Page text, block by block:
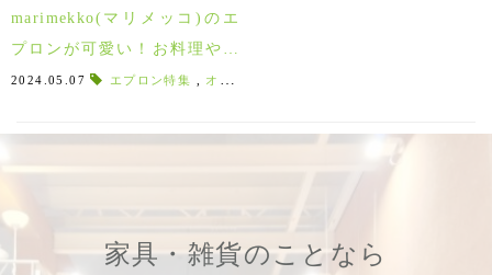
marimekko(マリメッコ)のエ
プロンが可愛い！お料理や家
事をする気分も上がるマリメ
2024.05.07 エプロン特集 オシャレなエプロン
家具・雑貨のことなら